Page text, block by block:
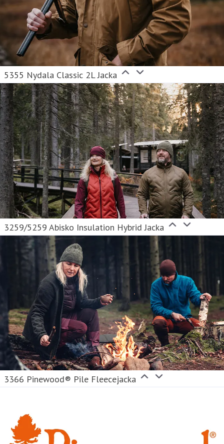
5355 Nydala Classic 2L Jacka
3259/5259 Abisko Insulation Hybrid Jacka
3366 Pinewood® Pile Fleecejacka